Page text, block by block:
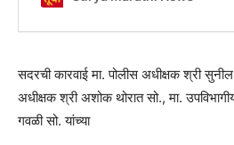
सदरची कारवाई मा. पोलीस अधीक्षक श्री
अधीक्षक श्री अशोक थोरात सो., मा.
गवळी सो. यांच्या